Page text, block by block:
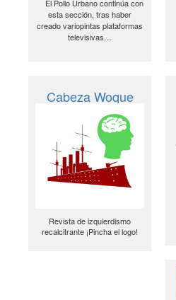
El Pollo Urbano continúa con
esta sección, tras haber
creado variopintas plataformas
televisivas…
Cabeza Woque
Revista de izquierdismo
recalcitrante ¡Pincha el logo!